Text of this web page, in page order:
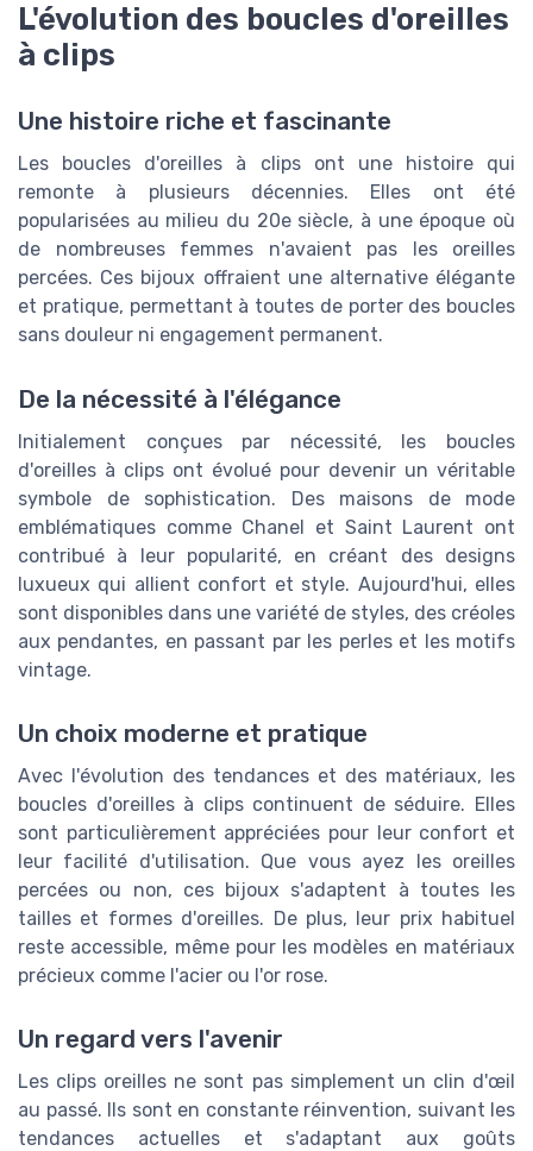
L'évolution des boucles d'oreilles
à clips
Une histoire riche et fascinante
Les boucles d'oreilles à clips ont une histoire qui
remonte à plusieurs décennies. Elles ont été
popularisées au milieu du 20e siècle, à une époque où
de nombreuses femmes n'avaient pas les oreilles
percées. Ces bijoux offraient une alternative élégante
et pratique, permettant à toutes de porter des boucles
sans douleur ni engagement permanent.
De la nécessité à l'élégance
Initialement conçues par nécessité, les boucles
d'oreilles à clips ont évolué pour devenir un véritable
symbole de sophistication. Des maisons de mode
emblématiques comme Chanel et Saint Laurent ont
contribué à leur popularité, en créant des designs
luxueux qui allient confort et style. Aujourd'hui, elles
sont disponibles dans une variété de styles, des créoles
aux pendantes, en passant par les perles et les motifs
vintage.
Un choix moderne et pratique
Avec l'évolution des tendances et des matériaux, les
boucles d'oreilles à clips continuent de séduire. Elles
sont particulièrement appréciées pour leur confort et
leur facilité d'utilisation. Que vous ayez les oreilles
percées ou non, ces bijoux s'adaptent à toutes les
tailles et formes d'oreilles. De plus, leur prix habituel
reste accessible, même pour les modèles en matériaux
précieux comme l'acier ou l'or rose.
Un regard vers l'avenir
Les clips oreilles ne sont pas simplement un clin d'œil
au passé. Ils sont en constante réinvention, suivant les
tendances actuelles et s'adaptant aux goûts